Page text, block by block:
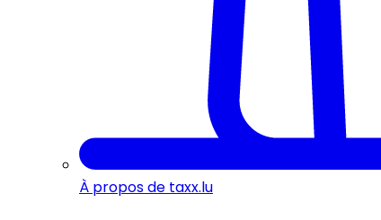
À propos de taxx.lu